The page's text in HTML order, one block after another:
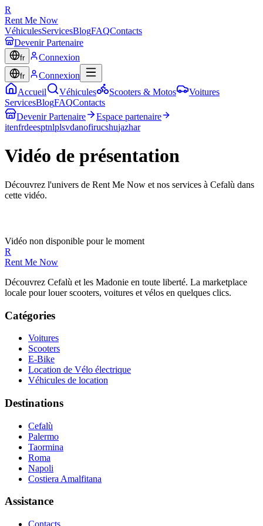
R
Rent Me Now
VéhiculesServicesBlogFAQContacts
Devenir Partenaire
fr Connexion
fr
Connexion
Accueil
Véhicules Scooters & Motos
Voitures
ServicesBlogFAQContacts
Devenir Partenaire
Espace partenaire
itenfrdeesptnlplsvdanofirucshujazhar
Vidéo de présentation
Découvrez l'univers de Rent Me Now et nos services à Cefalù dans
cette vidéo.
Vidéo non disponible pour le moment
R
Rent Me Now
Découvrez Cefalù et les Madonie en toute liberté. La marketplace
locale pour louer scooters, voitures et vélos en quelques clics.
Catégories
Voitures
Scooters
E-Bike
Location de Vélo électrique
Véhicules de location
Destinations
Cefalù
Palermo
Taormina
Roma
Napoli
Costiera Amalfitana
Assistance